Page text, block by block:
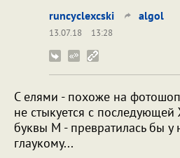
runcyclexcski algol
13.07.18
13:28
С елями - похоже на
не стыкуется с
буквы М - превратилась бы у
глаукому...